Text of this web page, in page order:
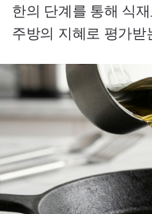
한의 단계를 통해 식
주방의 지혜로 평가받